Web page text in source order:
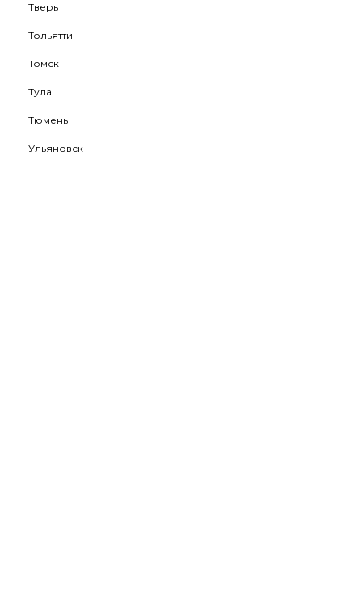
Тверь
Тольятти
Томск
Тула
Тюмень
Ульяновск